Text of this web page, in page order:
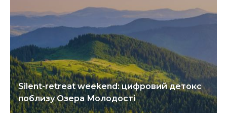
Silent-retreat weekend: цифровий детокс
поблизу Озера Молодості